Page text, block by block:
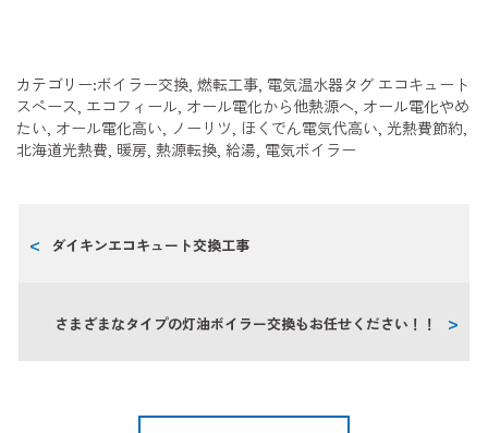
カテゴリー:ボイラー交換, 燃転工事, 電気温水器タグ エコキュート
スペース, エコフィール, オール電化から他熱源へ, オール電化やめ
たい, オール電化高い, ノーリツ, ほくでん電気代高い, 光熱費節約,
北海道光熱費, 暖房, 熱源転換, 給湯, 電気ボイラー
ダイキンエコキュート交換工事
さまざまなタイプの灯油ボイラー交換もお任せください！！